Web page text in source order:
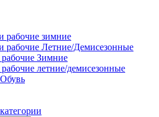
рабочие зимние
рабочие Летние/Демисезонные
Зимние
летние/демисезонные